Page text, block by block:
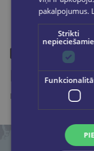
Līdzīgas
Ieskaties, varbūt noder
pakalpojumus.
Strikti
nepieciešamie